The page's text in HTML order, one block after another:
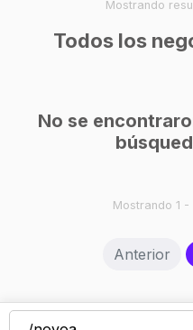
Mostrando
Todos los
No se
Mostrando 1
Anterior